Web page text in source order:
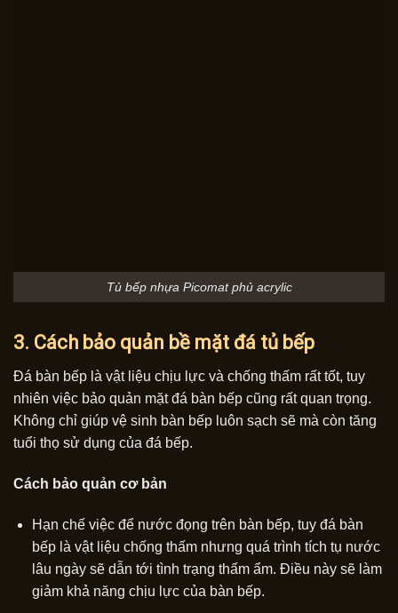
Tủ bếp nhựa Picomat phủ acrylic
3. Cách bảo quản bề mặt đá tủ bếp
Đá bàn bếp là vật liệu chịu lực và chống thấm rất tốt, tuy
nhiên việc bảo quản mặt đá bàn bếp cũng rất quan trọng.
Không chỉ giúp vệ sinh bàn bếp luôn sạch sẽ mà còn tăng
tuổi thọ sử dụng của đá bếp.
Cách bảo quản cơ bản
Hạn chế việc để nước đọng trên bàn bếp, tuy đá bàn
bếp là vật liệu chống thấm nhưng quá trình tích tụ nước
lâu ngày sẽ dẫn tới tình trạng thấm ẩm. Điều này sẽ làm
giảm khả năng chịu lực của bàn bếp.